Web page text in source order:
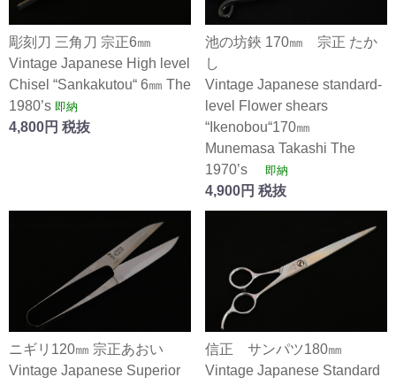
彫刻刀 三角刀 宗正6㎜
Vintage Japanese High level
Chisel “Sankakutou“ 6㎜ The
1980’s 即納
4,800円 税抜
池の坊鋏 170㎜ 宗正 たか
し
Vintage Japanese standard-
level Flower shears
“Ikenobou“170㎜
Munemasa Takashi The
1970’s
即納
4,900円 税抜
ニギリ120㎜ 宗正あおい
Vintage Japanese Superior
信正 サンパツ180㎜
Vintage Japanese Standard